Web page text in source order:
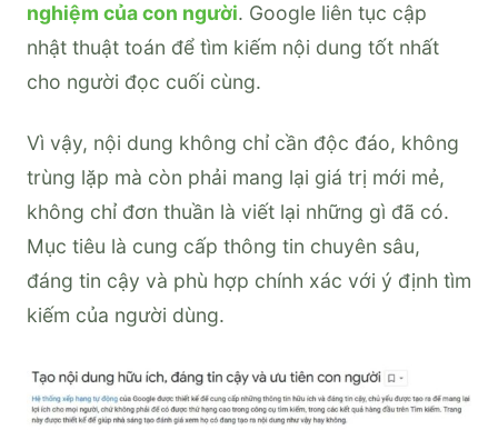
nghiệm của con người. Google liên tục cập
nhật thuật toán để tìm kiếm nội dung tốt nhất
cho người đọc cuối cùng.
Vì vậy, nội dung không chỉ cần độc đáo, không
trùng lặp mà còn phải mang lại giá trị mới mẻ,
không chỉ đơn thuần là viết lại những gì đã có.
Mục tiêu là cung cấp thông tin chuyên sâu,
đáng tin cậy và phù hợp chính xác với ý định tìm
kiếm của người dùng.